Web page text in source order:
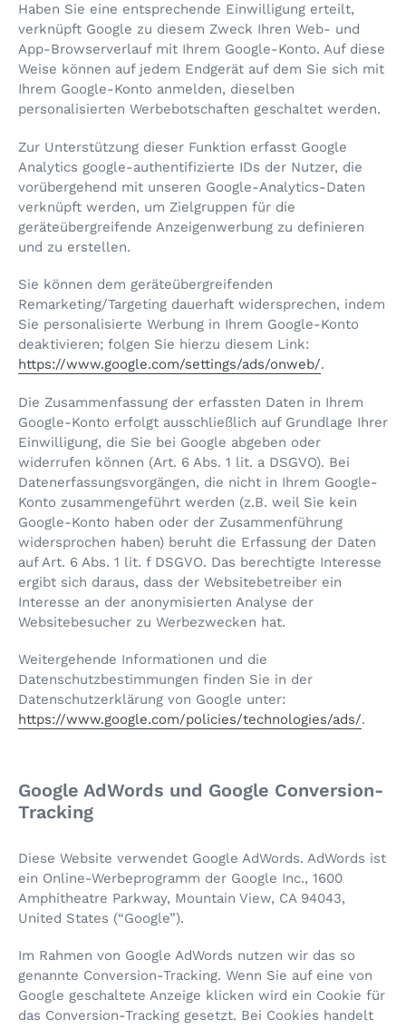
Haben Sie eine entsprechende Einwilligung erteilt,
verknüpft Google zu diesem Zweck Ihren Web- und
App-Browserverlauf mit Ihrem Google-Konto. Auf diese
Weise können auf jedem Endgerät auf dem Sie sich mit
Ihrem Google-Konto anmelden, dieselben
personalisierten Werbebotschaften geschaltet werden.
Zur Unterstützung dieser Funktion erfasst Google
Analytics google-authentifizierte IDs der Nutzer, die
vorübergehend mit unseren Google-Analytics-Daten
verknüpft werden, um Zielgruppen für die
geräteübergreifende Anzeigenwerbung zu definieren
und zu erstellen.
Sie können dem geräteübergreifenden
Remarketing/Targeting dauerhaft widersprechen, indem
Sie personalisierte Werbung in Ihrem Google-Konto
deaktivieren; folgen Sie hierzu diesem Link:
https://www.google.com/settings/ads/onweb/.
Die Zusammenfassung der erfassten Daten in Ihrem
Google-Konto erfolgt ausschließlich auf Grundlage Ihrer
Einwilligung, die Sie bei Google abgeben oder
widerrufen können (Art. 6 Abs. 1 lit. a DSGVO). Bei
Datenerfassungsvorgängen, die nicht in Ihrem Google-
Konto zusammengeführt werden (z.B. weil Sie kein
Google-Konto haben oder der Zusammenführung
widersprochen haben) beruht die Erfassung der Daten
auf Art. 6 Abs. 1 lit. f DSGVO. Das berechtigte Interesse
ergibt sich daraus, dass der Websitebetreiber ein
Interesse an der anonymisierten Analyse der
Websitebesucher zu Werbezwecken hat.
Weitergehende Informationen und die
Datenschutzbestimmungen finden Sie in der
Datenschutzerklärung von Google unter:
https://www.google.com/policies/technologies/ads/.
Google AdWords und Google Conversion-
Tracking
Diese Website verwendet Google AdWords. AdWords ist
ein Online-Werbeprogramm der Google Inc., 1600
Amphitheatre Parkway, Mountain View, CA 94043,
United States (“Google”).
Im Rahmen von Google AdWords nutzen wir das so
genannte Conversion-Tracking. Wenn Sie auf eine von
Google geschaltete Anzeige klicken wird ein Cookie für
das Conversion-Tracking gesetzt. Bei Cookies handelt